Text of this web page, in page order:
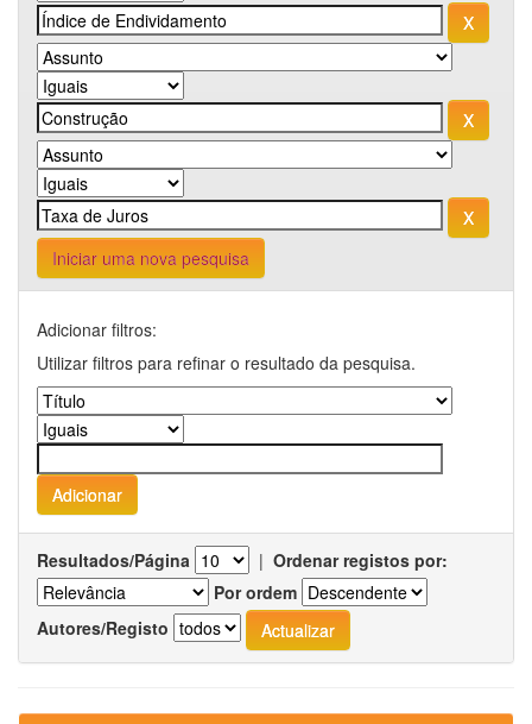
Iniciar uma nova pesquisa
Adicionar filtros:
Utilizar filtros para refinar o resultado da pesquisa.
Resultados/Página | Ordenar registos por:
Por ordem
Autores/Registo